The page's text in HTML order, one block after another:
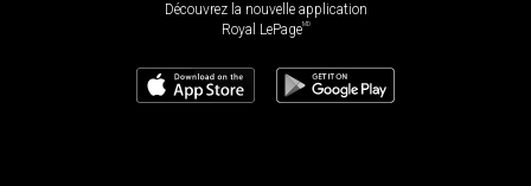
Découvrez la nouvelle application
Royal LePageMD